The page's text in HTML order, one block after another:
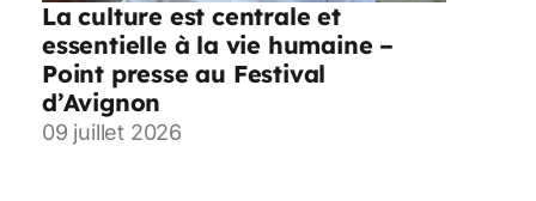
La culture est centrale et
essentielle à la vie humaine –
Point presse au Festival
d’Avignon
09 juillet 2026